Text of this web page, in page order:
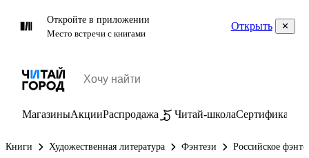
Откройте в приложении
Место встречи с книгами
Открыть
МагазиныАкцииРаспродажа Читай-школаСертификаты
Книги Художественная литература Фэнтези Российское